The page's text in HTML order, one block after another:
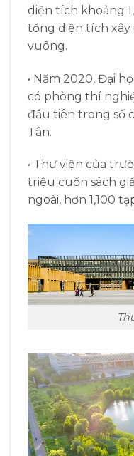
diện tích khoảng
tổng diện tích
vuông.
• Năm 2020, Đại
có phòng thí
đầu tiên trong số
Tân.
• Thư viện của
triệu cuốn sách
ngoài, hơn 1,100